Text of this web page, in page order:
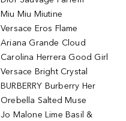
Miu Miu Miutine
Versace Eros Flame
Ariana Grande Cloud
Carolina Herrera Good Girl
Versace Bright Crystal
BURBERRY Burberry Her
Orebella Salted Muse
Jo Malone Lime Basil &